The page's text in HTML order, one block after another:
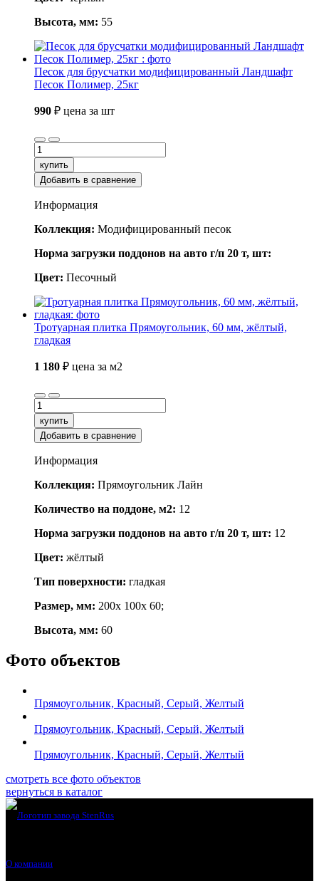
Высота, мм: 55
Песок для брусчатки модифицированный Ландшафт
Песок Полимер, 25кг
990 ₽ цена за шт
купить
Добавить в сравнение
Информация
Коллекция: Модифицированный песок
Норма загрузки поддонов на авто г/п 20 т, шт:
Цвет: Песочный
Тротуарная плитка Прямоугольник, 60 мм, жёлтый,
гладкая
1 180 ₽ цена за м2
купить
Добавить в сравнение
Информация
Коллекция: Прямоугольник Лайн
Количество на поддоне, м2: 12
Норма загрузки поддонов на авто г/п 20 т, шт: 12
Цвет: жёлтый
Тип поверхности: гладкая
Размер, мм: 200x 100x 60;
Высота, мм: 60
Фото объектов
Прямоугольник, Красный, Серый, Желтый
Прямоугольник, Красный, Серый, Желтый
Прямоугольник, Красный, Серый, Желтый
смотреть все фото объектов
вернуться в каталог
О компании